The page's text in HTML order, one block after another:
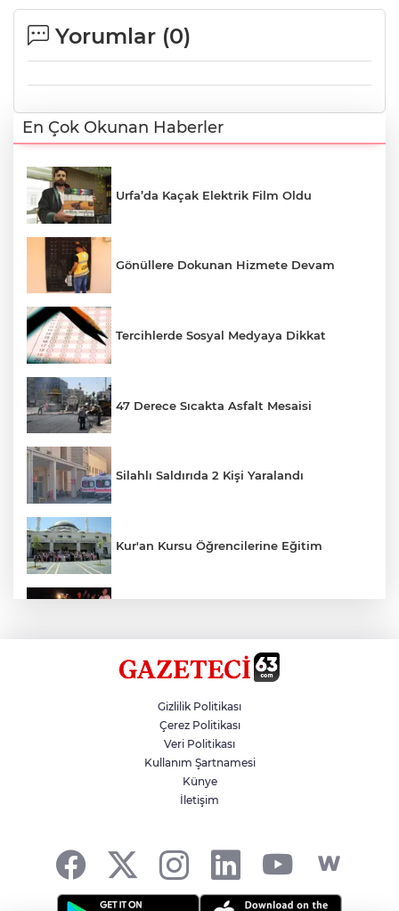
Yorumlar (0)
En Çok Okunan Haberler
Urfa’da Kaçak Elektrik Film Oldu
Gönüllere Dokunan Hizmete Devam
Tercihlerde Sosyal Medyaya Dikkat
47 Derece Sıcakta Asfalt Mesaisi
Silahlı Saldırıda 2 Kişi Yaralandı
Kur'an Kursu Öğrencilerine Eğitim
Siverek’te Mahmut Gülel Dönemi
Filistin Konvoyuna Coşkulu Karşılama
Gizlilik Politikası
Çerez Politikası
Veri Politikası
Kullanım Şartnamesi
Künye
İletişim